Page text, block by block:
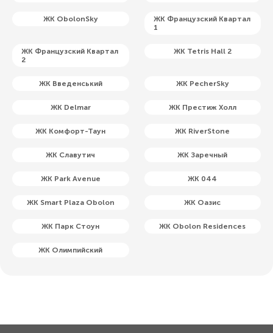
ЖК ObolonSky
ЖК Французский Квартал
1
ЖК Французский Квартал
2
ЖК Tetris Hall 2
ЖК Введенський ЖК PecherSky
ЖК Delmar ЖК Престиж Холл
ЖК Комфорт-Таун ЖК RiverStone
ЖК Славутич ЖК Заречный
ЖК Park Avenue ЖК 044
ЖК Smart Plaza Obolon ЖК Оазис
ЖК Парк Стоун ЖК Obolon Residences
ЖК Олимпийский